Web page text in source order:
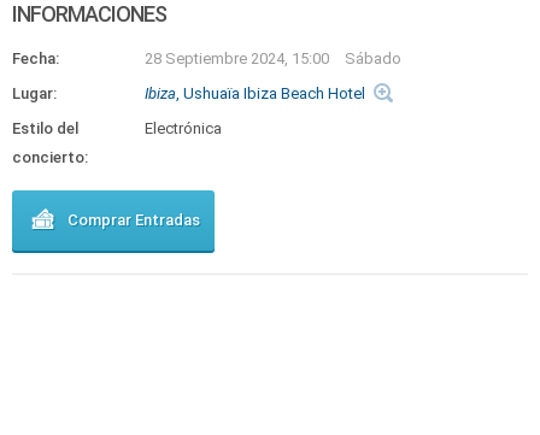
INFORMACIONES
Fecha: 28 Septiembre 2024, 15:00
Sábado
Lugar:
Ibiza, Ushuaïa Ibiza Beach Hotel
Estilo del
concierto:
Electrónica
Comprar Entradas